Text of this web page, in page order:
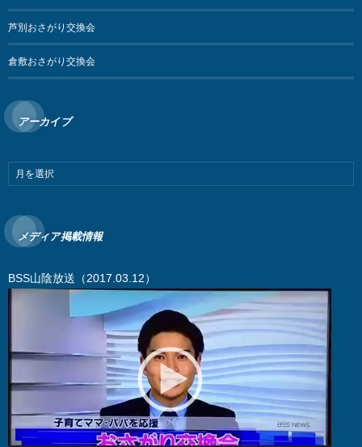
芦別おさがり交換会
倉敷おさがり交換会
アーカイブ
メディア掲載情報
BSS山陰放送（2017.03.12）
レ
ー